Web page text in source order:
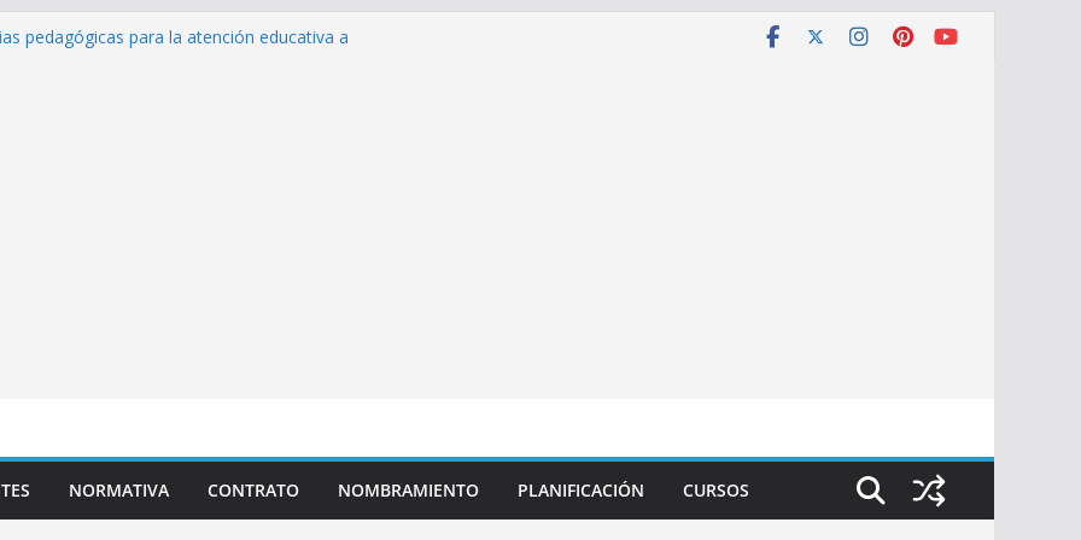
pedagógicas para la atención educativa a
NORMATIVA CONTRATO NOMBRAMIENTO PLANIFICACIÓN CURSOS